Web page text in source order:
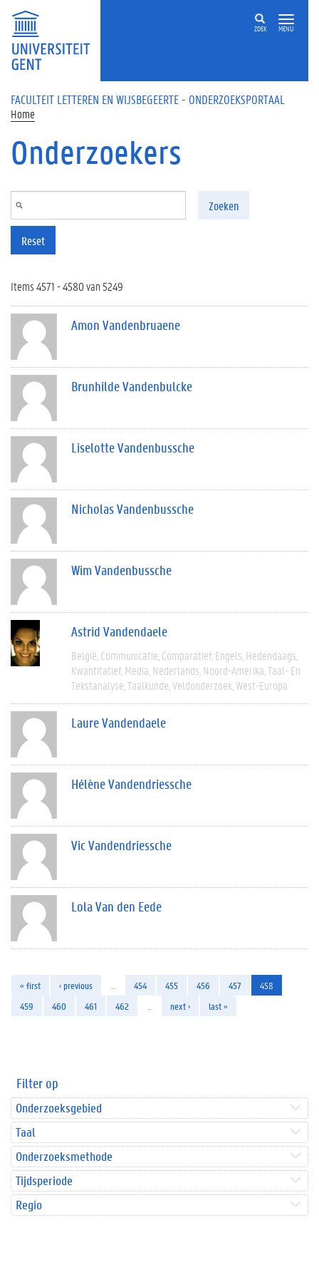
Overslaan en naar de inhoud gaan
ZOEK MENU
FACULTEIT LETTEREN EN WIJSBEGEERTE - ONDERZOEKSPORTAAL
Home
Onderzoekers
Zoeken
Reset
Items 4571 - 4580 van 5249
Amon Vandenbruaene
Brunhilde Vandenbulcke
Liselotte Vandenbussche
Nicholas Vandenbussche
Wim Vandenbussche
Astrid Vandendaele
België Communicatie Comparatief Engels Hedendaags
Kwantitatief Media Nederlands Noord-Amerika Taal- En
Tekstanalyse Taalkunde Veldonderzoek West-Europa
Laure Vandendaele
Hélène Vandendriessche
Vic Vandendriessche
Lola Van den Eede
« first ‹ previous 454 455 456 457
458
459
460 461 462 next › last »
Filter op
Onderzoeksgebied
Taal
Onderzoeksmethode
Tijdsperiode
Regio